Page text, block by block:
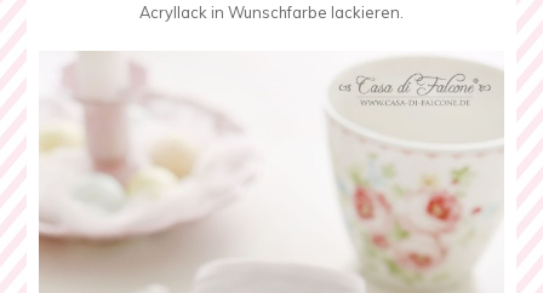
Acryllack in Wunschfarbe lackieren.